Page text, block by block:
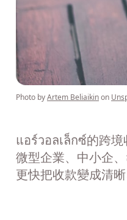
Photo byArtem Beliaikinon
แอร์วอลเล็กซ์的跨
微型企業、中小企
更快把收款變成清